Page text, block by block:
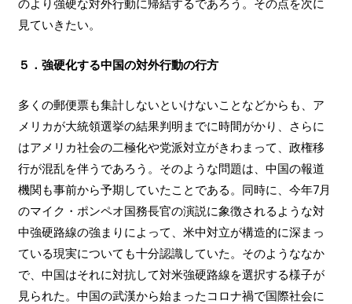
のより強硬な対外行動に帰結するであろう。その点を次に
見ていきたい。
５．強硬化する中国の対外行動の行方
多くの郵便票も集計しないといけないことなどからも、ア
メリカが大統領選挙の結果判明までに時間がかり、さらに
はアメリカ社会の二極化や党派対立がきわまって、政権移
行が混乱を伴うであろう。そのような問題は、中国の報道
機関も事前から予期していたことである。同時に、今年7月
のマイク・ポンペオ国務長官の演説に象徴されるような対
中強硬路線の強まりによって、米中対立が構造的に深まっ
ている現実についても十分認識していた。そのようななか
で、中国はそれに対抗して対米強硬路線を選択する様子が
見られた。中国の武漢から始まったコロナ禍で国際社会に